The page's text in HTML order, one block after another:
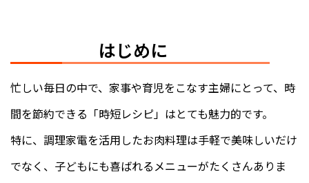
はじめに
忙しい毎日の中で、家事や育児をこなす主婦にとって、時
間を節約できる「時短レシピ」はとても魅力的です。
特に、調理家電を活用したお肉料理は手軽で美味しいだけ
でなく、子どもにも喜ばれるメニューがたくさんありま